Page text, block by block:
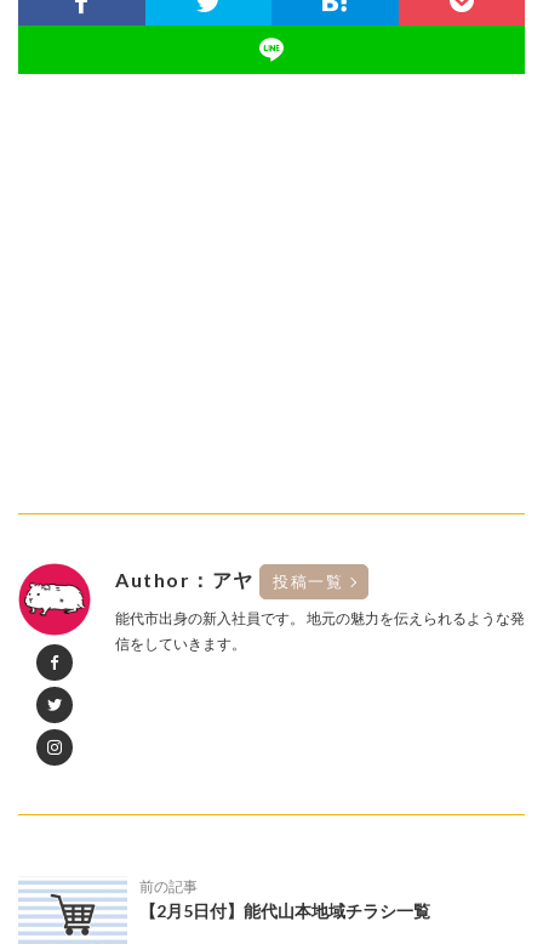
Author：アヤ 投稿一覧
能代市出身の新入社員です。 地元の魅力を伝えられるような発
信をしていきます。
前の記事
【2月5日付】能代山本地域チラシ一覧